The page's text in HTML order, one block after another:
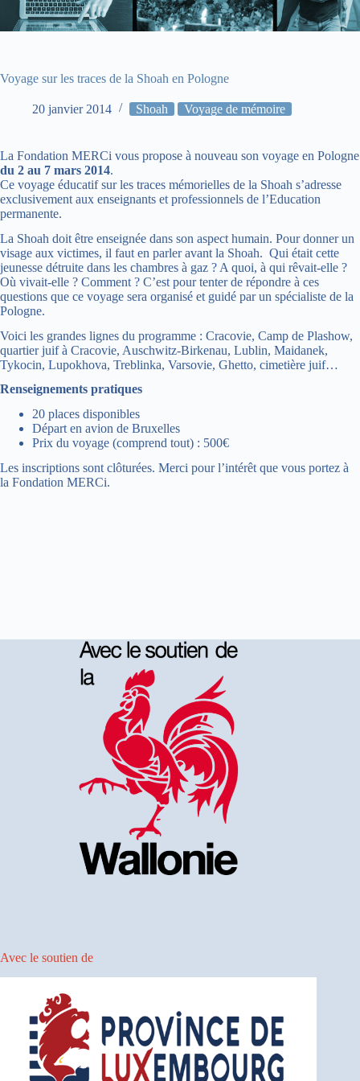
Voyage sur les traces de la Shoah en Pologne
20 janvier 2014 Shoah Voyage de mémoire
La Fondation MERCi vous propose à nouveau son voyage en Pologne
du 2 au 7 mars 2014.
Ce voyage éducatif sur les traces mémorielles de la Shoah s’adresse
exclusivement aux enseignants et professionnels de l’Education
permanente.
La Shoah doit être enseignée dans son aspect humain. Pour donner un
visage aux victimes, il faut en parler avant la Shoah. Qui était cette
jeunesse détruite dans les chambres à gaz ? A quoi, à qui rêvait-elle ?
Où vivait-elle ? Comment ? C’est pour tenter de répondre à ces
questions que ce voyage sera organisé et guidé par un spécialiste de la
Pologne.
Voici les grandes lignes du programme : Cracovie, Camp de Plashow,
quartier juif à Cracovie, Auschwitz-Birkenau, Lublin, Maidanek,
Tykocin, Lupokhova, Treblinka, Varsovie, Ghetto, cimetière juif…
Renseignements pratiques
20 places disponibles
Départ en avion de Bruxelles
Prix du voyage (comprend tout) : 500€
Les inscriptions sont clôturées. Merci pour l’intérêt que vous portez à
la Fondation MERCi.
Avec le soutien de